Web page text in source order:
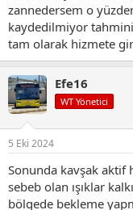
zannedersem o
kaydedilmiyor
tam olarak hizmete
Efe16
WT Yönetici
5 Eki 2024
Sonunda kavşak
sebeb olan ışıklar
bölgede bekleme